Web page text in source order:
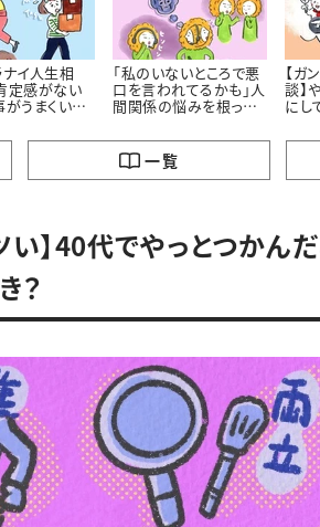
ナイ人生相
定感がない
がうまくいき
「私のいないところで悪
口を言われてるかも」人
間関係の悩みを根っこ
ガンバラナイ人生相談
【ガ
談】
にし
まい
一覧
い】40代でやっとつかん
？